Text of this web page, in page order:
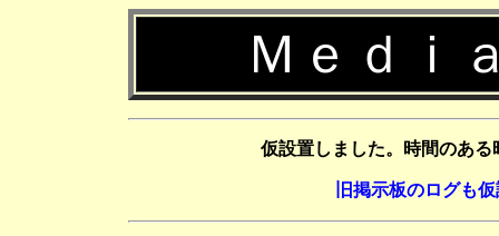
Ｍｅｄｉ
仮設置しました。時間のあ
旧掲示板のログも